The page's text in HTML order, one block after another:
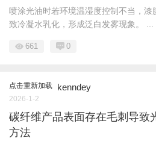
喷涂光油时若环境温湿度控制不当，漆
致冷凝水乳化，形成泛白发雾现象。 ...
661 0
点击重新加载 kenndey
2026-1-2
碳纤维产品表面存在毛刺导致
方法